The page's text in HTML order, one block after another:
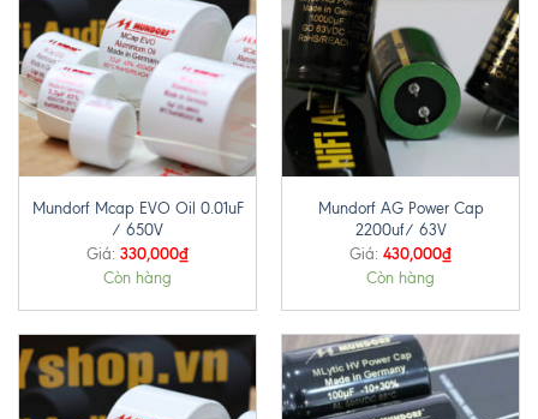
Mundorf Mcap EVO Oil 0.01uF
/ 650V
Giá: 330,000₫
Còn hàng
Mundorf AG Power Cap
2200uf/ 63V
Giá: 430,000₫
Còn hàng